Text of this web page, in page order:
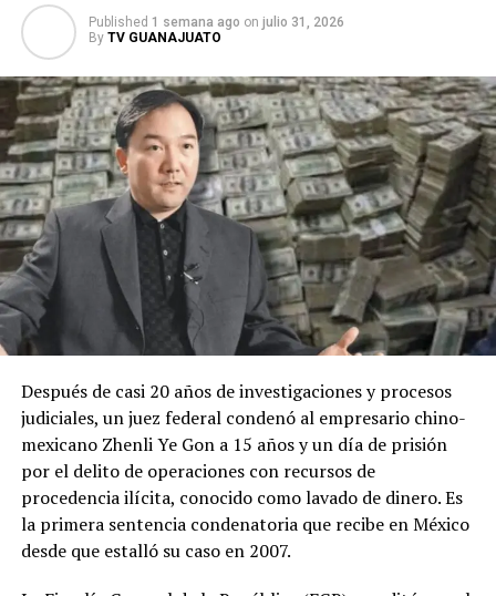
Published 1 semana ago on julio 31, 2026
By TV GUANAJUATO
Después de casi 20 años de investigaciones y procesos
judiciales, un juez federal condenó al empresario chino-
mexicano Zhenli Ye Gon a 15 años y un día de prisión
por el delito de operaciones con recursos de
procedencia ilícita, conocido como lavado de dinero. Es
la primera sentencia condenatoria que recibe en México
desde que estalló su caso en 2007.